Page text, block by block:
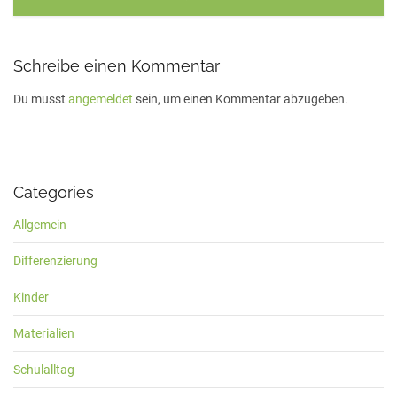
Schreibe einen Kommentar
Du musst angemeldet sein, um einen Kommentar abzugeben.
Categories
Allgemein
Differenzierung
Kinder
Materialien
Schulalltag